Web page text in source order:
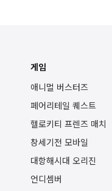
게임
애니멀 버스터즈
페어리테일 퀘스트
헬로키티 프렌즈 매치
창세기전 모바일
대항해시대 오리진
언디셈버